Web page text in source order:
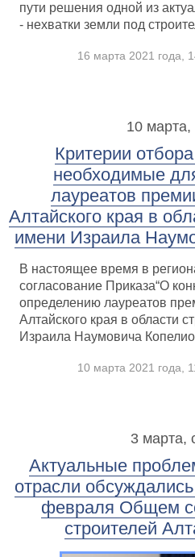
пути решения одной из
- нехватки земли под
16 марта 2021 года,
10 марта,
Критерии
необходимые
лауреатов
Алтайского края в
имени Израила
В настоящее время в
согласование Приказа“О
определению лауреатов
Алтайского края в области
Израила Наумовича
10 марта 2021 года,
3 марта,
Актуальные
отрасли
февраля Общем
строителей